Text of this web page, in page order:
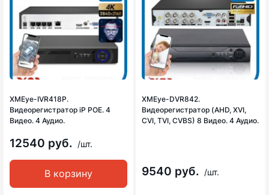
XMEye-IVR418P.
Видеорегистратор iP POE. 4
Видео. 4 Аудио.
12540 руб. /шт.
В корзину
XMEye-DVR842.
Видеорегистратор (AHD, XVI,
CVI, TVI, CVBS) 8 Видео. 4 Аудио.
9540 руб. /шт.